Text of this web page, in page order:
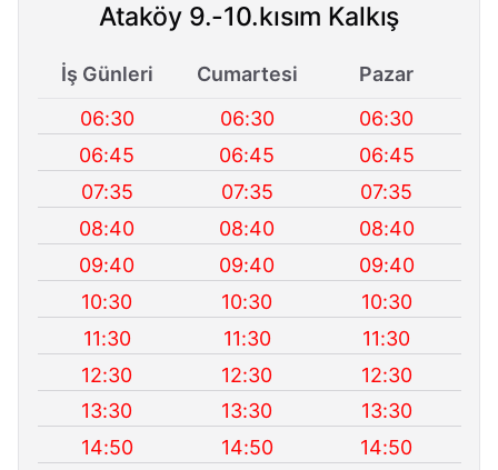
Ataköy 9.-10.kısım Kalkış
İş Günleri Cumartesi
Pazar
06:30
06:30
06:30
06:45
06:45
06:45
07:35
07:35
07:35
08:40
08:40
08:40
09:40
09:40
09:40
10:30
10:30
10:30
11:30
11:30
11:30
12:30
12:30
12:30
13:30
13:30
13:30
14:50
14:50 14:50